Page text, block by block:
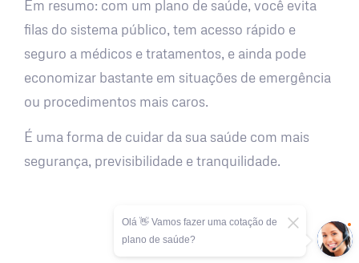
Em resumo: com um plano de saúde, você evita
filas do sistema público, tem acesso rápido e
seguro a médicos e tratamentos, e ainda pode
economizar bastante em situações de emergência
ou procedimentos mais caros.
É uma forma de cuidar da sua saúde com mais
segurança, previsibilidade e tranquilidade.
Olá 👋 Vamos fazer uma cotação de
plano de saúde?